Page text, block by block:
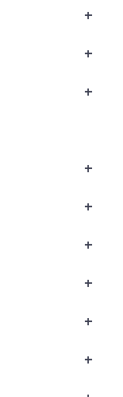
+
+
+
+
+
+
+
+
+